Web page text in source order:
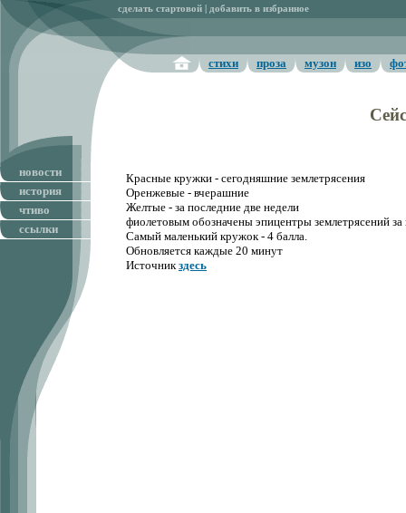
сделать стартовой добавить в избранное
стихи проза музон изо
новости
история
чтиво
ссылки
Красные кружки - сегодняшние землетрясения
Оренжевые - вчерашние
Желтые - за последние две недели
фиолетовым обозначены эпицентры землетрясений за
Самый маленький кружок - 4 балла.
Обновляется каждые 20 минут
Источникздесь